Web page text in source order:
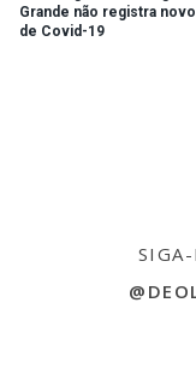
Grande não registra
de Covid-19